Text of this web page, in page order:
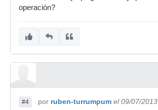
operación?
#4 por ruben-turrumpum el 09/07/2013